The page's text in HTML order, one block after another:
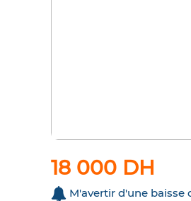
18 000 DH
M'avertir d'une baisse